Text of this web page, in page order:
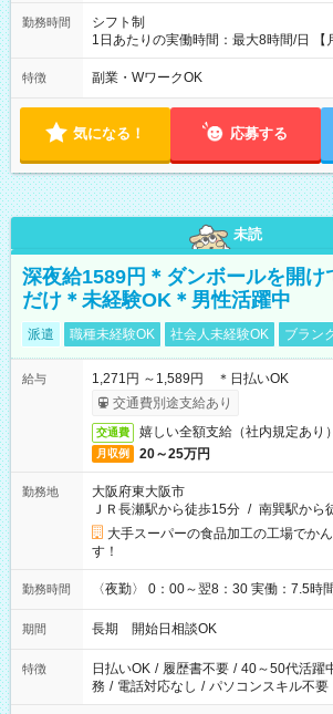
勤務時間
シフト制
1日あたりの実働時間：最大8時間/日 【
16:30 【火木】：8:45～19:00 週3日～OK、シフト制 ※扶養内
勤務OK ※月1回～2回程度、日曜日出勤をお願いします。 ※時間
ん。
特徴 副業・WワークOK
気になる！ 応募する
未読
深夜給1589円＊ダンボールを開け
だけ＊未経験OK＊男性活躍中
派遣 職種未経験OK 社会人未経験OK ブラン
給与
1,271円 ～1,589円 ＊日払いOK
交通費別途支給あり
交通費 嬉しい全額支給（社内規定あり）
月収例 20～25万円
勤務地
大阪府東大阪市
ＪＲ長瀬駅から徒歩15分 / 南巽駅から
大手スーパーの食品加工の工場でか
す！
勤務時間 〈夜勤〉 0：00～翌8：30 実働：7.5時
期間 長期 開始日相談OK
特徴 日払いOK / 履歴書不要 / 40～50代活躍
務 / 電話対応なし / パソコンスキル不要